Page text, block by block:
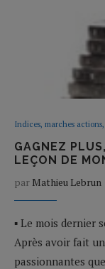
Indices, marches
GAGNEZ
LEÇON DE
par Mathieu Lebrun
▪ Le mois dernier
Après avoir fait
passionnantes